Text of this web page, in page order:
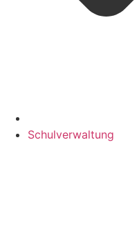
Schulverwaltung